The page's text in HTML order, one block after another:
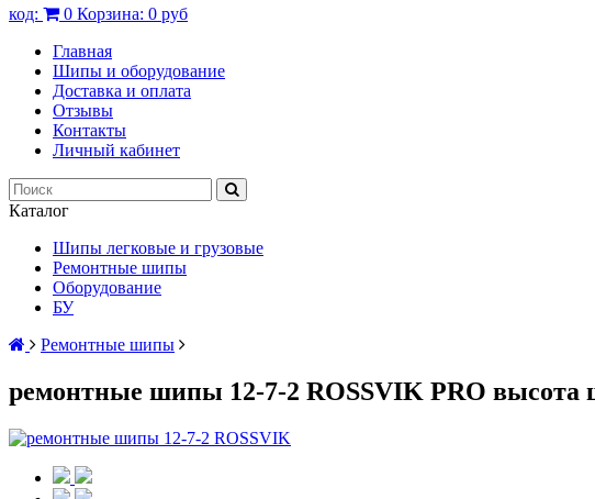
код:
0 Корзина: 0 руб
Главная
Шипы и оборудование
Доставка и оплата
Отзывы
Контакты
Личный кабинет
Каталог
Шипы легковые и грузовые
Ремонтные шипы
Оборудование
БУ
Ремонтные шипы
ремонтные шипы 12-7-2 ROSSVIK PRO